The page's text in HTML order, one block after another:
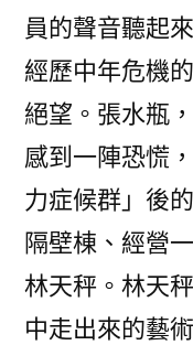
員的聲音聽起
經歷中年危機
絕望。張水瓶
感到一陣恐慌
力症候群」後
隔壁棟、經營
林天秤。林天
中走出來的藝